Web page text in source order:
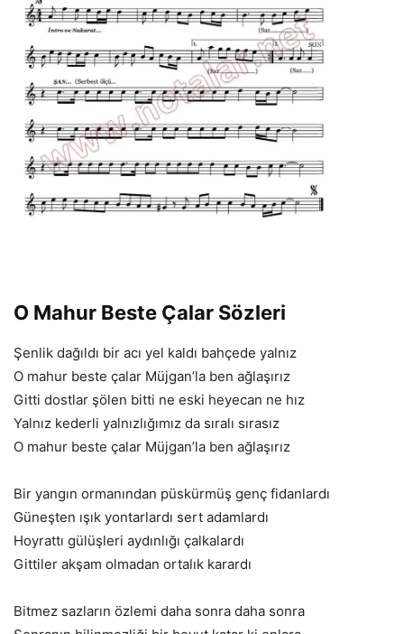
O Mahur Beste Çalar Sözleri
Şenlik dağıldı bir acı yel kaldı bahçede yalnız
O mahur beste çalar Müjgan’la ben ağlaşırız
Gitti dostlar şölen bitti ne eski heyecan ne hız
Yalnız kederli yalnızlığımız da sıralı sırasız
O mahur beste çalar Müjgan’la ben ağlaşırız
Bir yangın ormanından püskürmüş genç fidanlardı
Güneşten ışık yontarlardı sert adamlardı
Hoyrattı gülüşleri aydınlığı çalkalardı
Gittiler akşam olmadan ortalık karardı
Bitmez sazların özlemi daha sonra daha sonra